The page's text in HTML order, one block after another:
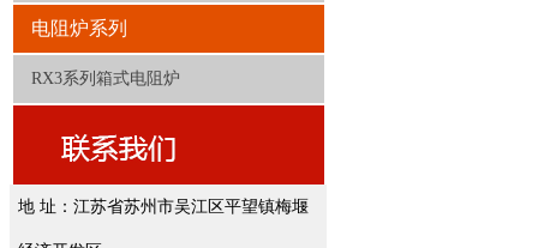
电阻炉系列
RX3系列箱式电阻炉
地 址：江苏省苏州市吴江区平望镇梅堰